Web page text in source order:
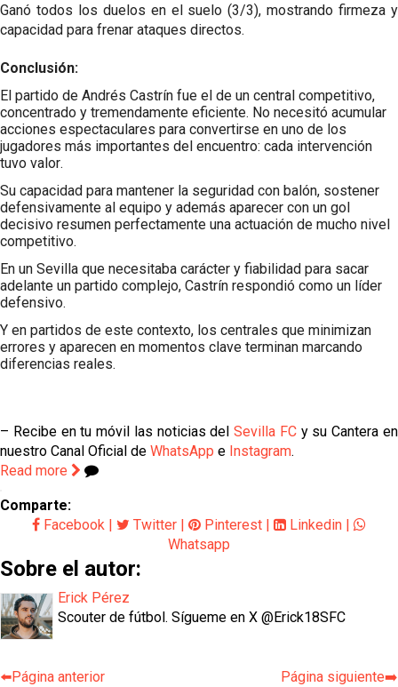
Ganó todos los duelos en el suelo (3/3), mostrando firmeza y
capacidad para frenar ataques directos.
Conclusión:
El partido de Andrés Castrín fue el de un central competitivo,
concentrado y tremendamente eficiente. No necesitó acumular
acciones espectaculares para convertirse en uno de los
jugadores más importantes del encuentro: cada intervención
tuvo valor.
Su capacidad para mantener la seguridad con balón, sostener
defensivamente al equipo y además aparecer con un gol
decisivo resumen perfectamente una actuación de mucho nivel
competitivo.
En un Sevilla que necesitaba carácter y fiabilidad para sacar
adelante un partido complejo, Castrín respondió como un líder
defensivo.
Y en partidos de este contexto, los centrales que minimizan
errores y aparecen en momentos clave terminan marcando
diferencias reales.
– Recibe en tu móvil las noticias delSevilla FCy su Cantera en
nuestro Canal Oficial de WhatsApp e Instagram.
Read more
Comparte:
Facebook | Twitter | Pinterest | Linkedin |
Whatsapp
Sobre el autor:
Erick Pérez
Scouter de fútbol. Sígueme en X @Erick18SFC
⬅️Página anterior Página siguiente➡️